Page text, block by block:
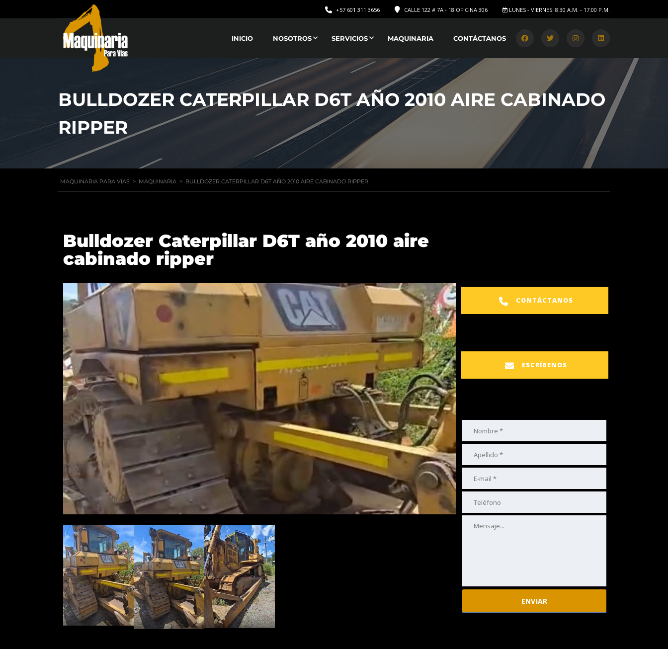
LUNES - VIERNES: 8:30 A.M. - 17:00 P.M.
CALLE 122 # 7A - 18 OFICINA 306
+57 601 311 3656
INICIO NOSOTROS SERVICIOS MAQUINARIA CONTÁCTANOS
BULLDOZER CATERPILLAR D6T AÑO 2010 AIRE CABINADO
RIPPER
MAQUINARIA PARA VIAS > MAQUINARIA > BULLDOZER CATERPILLAR D6T AÑO 2010 AIRE CABINADO RIPPER
Bulldozer Caterpillar D6T año 2010 aire
cabinado ripper
CONTÁCTANOS
ESCRÍBENOS